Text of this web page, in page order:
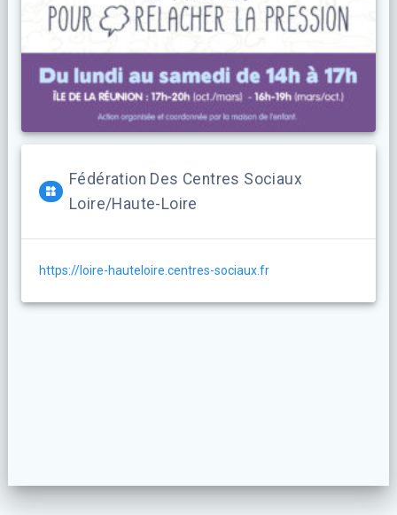
Fédération Des Centres Sociaux
Loire/Haute-Loire
https://loire-hauteloire.centres-sociaux.fr